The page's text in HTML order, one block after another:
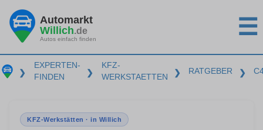
Automarkt
Willich.de
Autos einfach finden ☰
❯
EXPERTEN-
FINDEN
❯
KFZ-
WERKSTAETTEN
❯ RATGEBER ❯
KFZ-Werkstätten · in Willich